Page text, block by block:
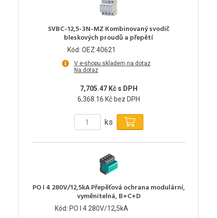
SVBC-12,5-3N-MZ Kombinovaný svodič
bleskových proudů a přepětí
Kód: OEZ:40621
V e-shopu skladem na dotaz
Na dotaz
7,705.47 Kč s DPH
6,368.16 Kč bez DPH
ks
PO I 4 280V/12,5kA Přepěťová ochrana modulární,
vyměnitelná, B+C+D
Kód: PO I 4 280V/12,5kA